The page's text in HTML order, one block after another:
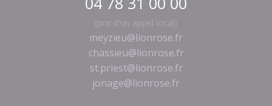
(prix d'un appel local)
meyzieu@lionrose.fr
chassieu@lionrose.fr
st.priest@lionrose.fr
jonage@lionrose.fr